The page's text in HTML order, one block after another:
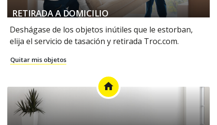
RETIRADA A DOMICILIO
Deshágase de los objetos inútiles que le estorban,
elija el servicio de tasación y retirada Troc.com.
Quitar mis objetos
home